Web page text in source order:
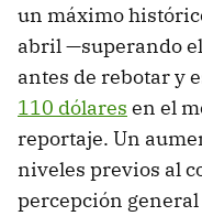
un máximo
abril —superando
antes de rebotar y
110 dólares en el
reportaje. Un
niveles previos al
percepción